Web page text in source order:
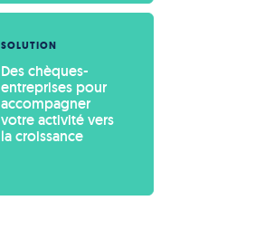
SOLUTION
Des chèques-
entreprises pour
accompagner
votre activité vers
la croissance